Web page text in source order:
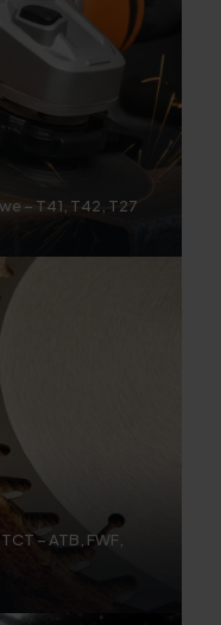
– T41, T42, T27
– ATB, FWF,